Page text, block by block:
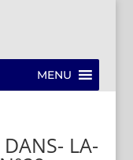
MENU
LA-